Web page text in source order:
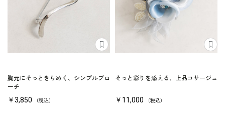
胸元にそっときらめく、シンプルブロ
ーチ
￥3,850 （税込）
そっと彩りを添える、上品コサージュ
￥11,000 （税込）